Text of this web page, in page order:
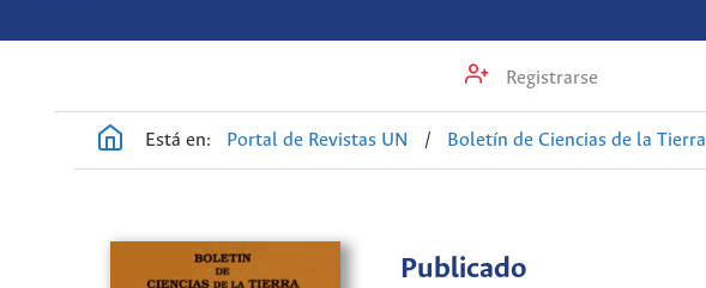
Registrarse
Está en: Portal de Revistas UN / Boletín de Ciencias de la Tierra
Publicado